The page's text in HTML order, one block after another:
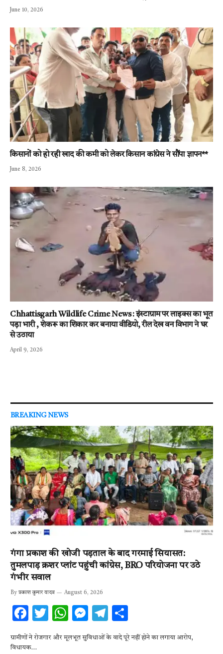
June 10, 2026
किसानों को हो रही खाद की कमी को लेकर किसान कांग्रेस ने सौंपा ज्ञापन**
June 8, 2026
Chhattisgarh Wildlife Crime News : इंस्टाग्राम पर लाइक्स का भूत
पड़ा भारी , शेकरू का शिकार कर बनाया वीडियो, रील देख वन विभाग ने घर
से उठाया
April 9, 2026
BREAKING NEWS
गंगा प्रकाश की खोजी पड़ताल के बाद गरमाई सियासत:
तुमलपाड़ क्रशर प्लांट पहुंची कांग्रेस, BRO परियोजना पर उठे
गंभीर सवाल
By प्रकाश कुमार यादव August 6, 2026
F
ac
e
T
w
W
at
M
es
T
el
ar
ग्रामीणों ने रोजगार और मूलभूत सुविधाओं के वादे पूरे नहीं होने का लगाया आरोप,
विधायक…